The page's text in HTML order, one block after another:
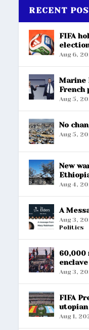
RECENT
FIFA
Aug 6,
Marine
French
Aug 5,
No
Aug 5,
New
Aug 4,
A
Aug 3,
Politics
60,000
Aug 3,
FIFA
Aug 1,